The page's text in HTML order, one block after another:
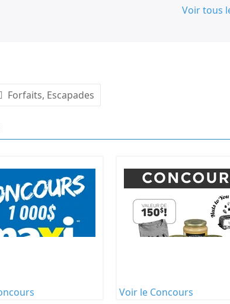
Web, section concours :
à 9h00 (HNE), au 30 juin 2026 à 23h59
de participation mentionnée ci-dessous, à
se réservent le droit d’annuler une ou
King Signature avec foyer, cuisinette et balcon
personne.
nordique, et yourte
Voir tous
Forfaits, Escapades
Voir le Concours